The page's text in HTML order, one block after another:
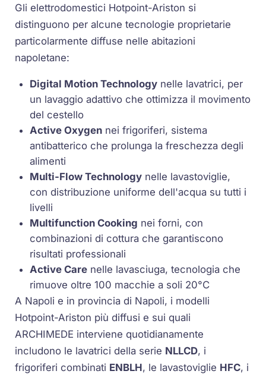
Gli elettrodomestici Hotpoint-Ariston si
distinguono per alcune tecnologie proprietarie
particolarmente diffuse nelle abitazioni
napoletane:
Digital Motion Technology nelle lavatrici, per
un lavaggio adattivo che ottimizza il movimento
del cestello
Active Oxygen nei frigoriferi, sistema
antibatterico che prolunga la freschezza degli
alimenti
Multi-Flow Technology nelle lavastoviglie,
con distribuzione uniforme dell'acqua su tutti i
livelli
Multifunction Cooking nei forni, con
combinazioni di cottura che garantiscono
risultati professionali
Active Care nelle lavasciuga, tecnologia che
rimuove oltre 100 macchie a soli 20°C
A Napoli e in provincia di Napoli, i modelli
Hotpoint-Ariston più diffusi e sui quali
ARCHIMEDE interviene quotidianamente
includono le lavatrici della serie NLLCD, i
frigoriferi combinati ENBLH, le lavastoviglie HFC, i